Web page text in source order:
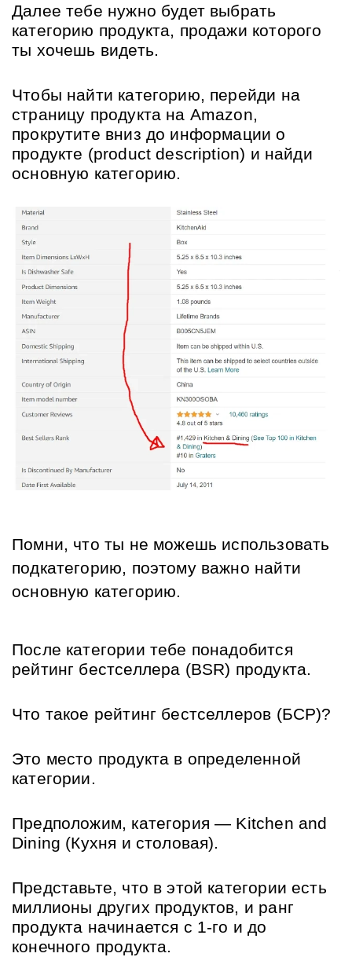
Далее тебе нужно будет выбрать
категорию продукта, продажи которого
ты хочешь видеть.
Чтобы найти категорию, перейди на
страницу продукта на Amazon,
прокрутите вниз до информации о
продукте (product description) и найди
основную категорию.
Помни, что ты не можешь использовать
подкатегорию, поэтому важно найти
основную категорию.
После категории тебе понадобится
рейтинг бестселлера (BSR) продукта.
Что такое рейтинг бестселлеров (БСР)?
Это место продукта в определенной
категории.
Предположим, категория — Kitchen and
Dining (Кухня и столовая).
Представьте, что в этой категории есть
миллионы других продуктов, и ранг
продукта начинается с 1-го и до
конечного продукта.